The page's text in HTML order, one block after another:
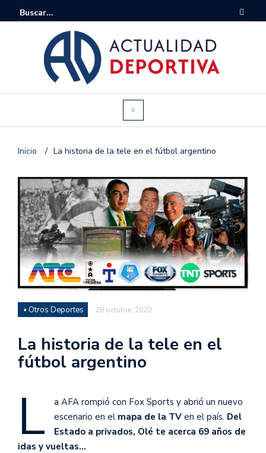
Inicio / La historia de la tele en el fútbol argentino
▪ Otros Deportes 28 octubre, 2020
La historia de la tele en el
fútbol argentino
L
a AFA rompió con Fox Sports y abrió un nuevo
escenario en el mapa de la TV en el país. Del
Estado a privados, Olé te acerca 69 años de
idas y vueltas…